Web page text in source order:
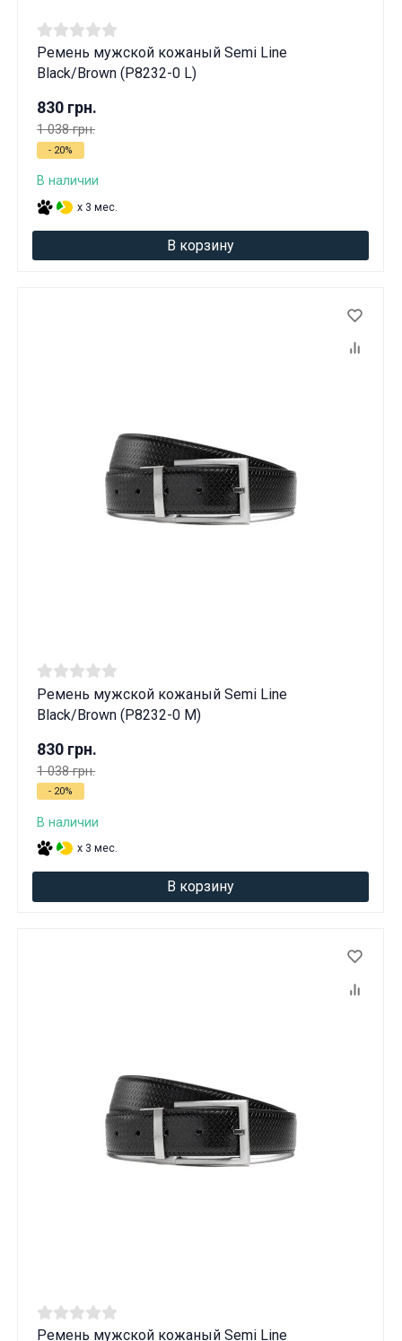
Ремень мужской кожаный Semi Line
Black/Brown (P8232-0 L)
830 грн.
1 038 грн.
- 20%
В наличии
x 3 мес.
В корзину
Ремень мужской кожаный Semi Line
Black/Brown (P8232-0 M)
830 грн.
1 038 грн.
- 20%
В наличии
x 3 мес.
В корзину
Ремень мужской кожаный Semi Line